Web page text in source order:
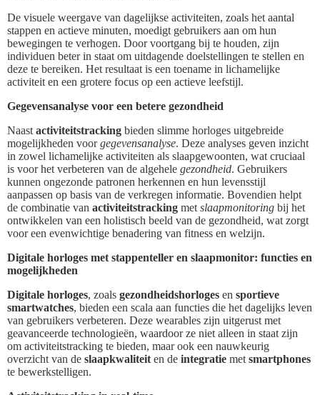
De visuele weergave van dagelijkse activiteiten, zoals het aantal
stappen en actieve minuten, moedigt gebruikers aan om hun
bewegingen te verhogen. Door voortgang bij te houden, zijn
individuen beter in staat om uitdagende doelstellingen te stellen en
deze te bereiken. Het resultaat is een toename in lichamelijke
activiteit en een grotere focus op een actieve leefstijl.
Gegevensanalyse voor een betere gezondheid
Naast activiteitstracking bieden slimme horloges uitgebreide
mogelijkheden voorgegevensanalyse. Deze analyses geven inzicht
in zowel lichamelijke activiteiten als slaapgewoonten, wat cruciaal
is voor het verbeteren van de algehele gezondheid. Gebruikers
kunnen ongezonde patronen herkennen en hun levensstijl
aanpassen op basis van de verkregen informatie. Bovendien helpt
de combinatie van activiteitstracking met slaapmonitoring bij het
ontwikkelen van een holistisch beeld van de gezondheid, wat zorgt
voor een evenwichtige benadering van fitness en welzijn.
Digitale horloges met stappenteller en slaapmonitor: functies en
mogelijkheden
Digitale horloges, zoals gezondheidshorloges en sportieve
smartwatches, bieden een scala aan functies die het dagelijks leven
van gebruikers verbeteren. Deze wearables zijn uitgerust met
geavanceerde technologieën, waardoor ze niet alleen in staat zijn
om activiteitstracking te bieden, maar ook een nauwkeurig
overzicht van de slaapkwaliteit en de integratie met smartphones
te bewerkstelligen.